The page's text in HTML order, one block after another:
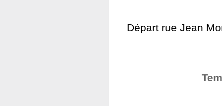
Départ rue Jean